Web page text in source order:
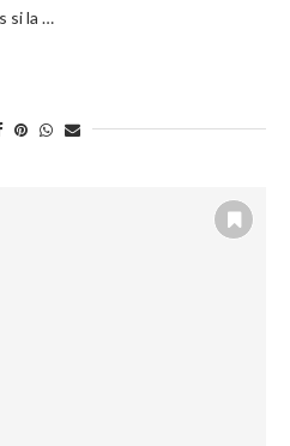
si la …